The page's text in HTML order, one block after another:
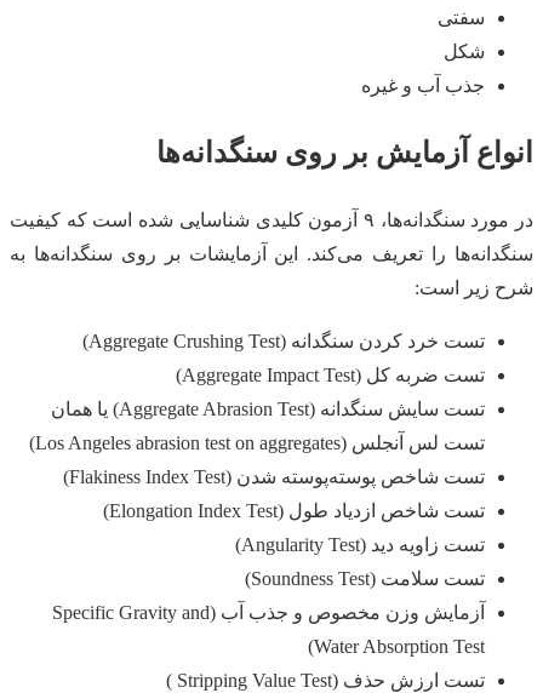
سفتی
شکل
جذب آب و غیره
انواع آزمایش بر روی سنگدانه‌ها
در مورد سنگدانه‌ها، ۹ آزمون کلیدی شناسایی شده است که کیفیت
سنگدانه‌ها را تعریف می‌کند. این آزمایشات بر روی سنگدانه‌ها به
شرح زیر است:
تست خرد کردن سنگدانه (Aggregate Crushing Test)
تست ضربه کل (Aggregate Impact Test)
تست سایش سنگدانه (Aggregate Abrasion Test) یا همان
تست لس آنجلس (Los Angeles abrasion test on aggregates)
تست شاخص پوسته‌پوسته شدن (Flakiness Index Test)
تست شاخص ازدیاد طول (Elongation Index Test)
تست زاویه دید (Angularity Test)
تست سلامت (Soundness Test)
آزمایش وزن مخصوص و جذب آب (Specific Gravity and
Water Absorption Test)
تست ارزش حذف (Stripping Value Test )